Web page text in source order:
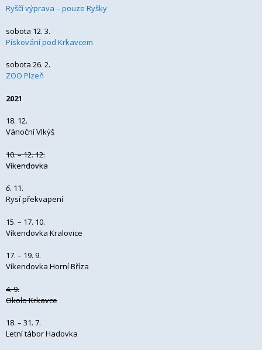
Ryščí výprava – pouze Ryšky
sobota 12. 3.
Pískování pod Krkavcem
sobota 26. 2.
ZOO Plzeň
2021
18. 12.
Vánoční Vlkýš
10. – 12. 12.
Víkendovka
6. 11.
Rysí překvapení
15. – 17. 10.
Víkendovka Kralovice
17. – 19. 9.
Víkendovka Horní Bříza
4. 9.
Okolo Krkavce
18. – 31. 7.
Letní tábor Hadovka